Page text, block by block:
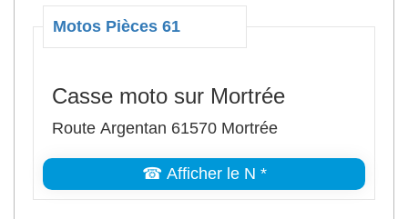
Motos Pièces 61
Casse moto sur Mortrée
Route Argentan 61570 Mortrée
☎ Afficher le N *